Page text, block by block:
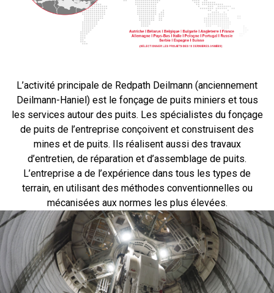
L’activité principale de Redpath Deilmann (anciennement
Deilmann-Haniel) est le fonçage de puits miniers et tous
les services autour des puits. Les spécialistes du fonçage
de puits de l’entreprise conçoivent et construisent des
mines et de puits. Ils réalisent aussi des travaux
d’entretien, de réparation et d’assemblage de puits.
L’entreprise a de l’expérience dans tous les types de
terrain, en utilisant des méthodes conventionnelles ou
mécanisées aux normes les plus élevées.